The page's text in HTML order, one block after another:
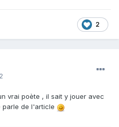
2
vrai poète , il sait y jouer avec
parle de l'article